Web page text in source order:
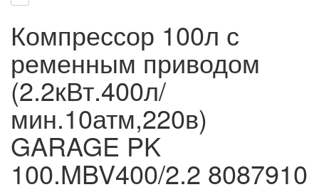
Компрессор 100л с
ременным приводом
(2.2кВт.400л/
мин.10атм,220в)
GARAGE PK
100.MBV400/2.2 8087910